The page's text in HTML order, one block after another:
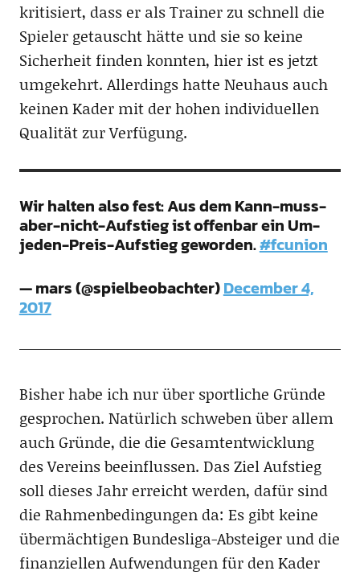
kritisiert, dass er als Trainer zu schnell die
Spieler getauscht hätte und sie so keine
Sicherheit finden konnten, hier ist es jetzt
umgekehrt. Allerdings hatte Neuhaus auch
keinen Kader mit der hohen individuellen
Qualität zur Verfügung.
Wir halten also fest: Aus dem Kann-muss-
aber-nicht-Aufstieg ist offenbar ein Um-
jeden-Preis-Aufstieg geworden.#fcunion
— mars (@spielbeobachter)December 4,
2017
Bisher habe ich nur über sportliche Gründe
gesprochen. Natürlich schweben über allem
auch Gründe, die die Gesamtentwicklung
des Vereins beeinflussen. Das Ziel Aufstieg
soll dieses Jahr erreicht werden, dafür sind
die Rahmenbedingungen da: Es gibt keine
übermächtigen Bundesliga-Absteiger und die
finanziellen Aufwendungen für den Kader